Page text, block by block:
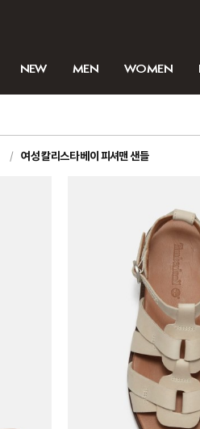
NEW MEN WOMEN
여성 칼리스타 베이 피셔맨 샌들